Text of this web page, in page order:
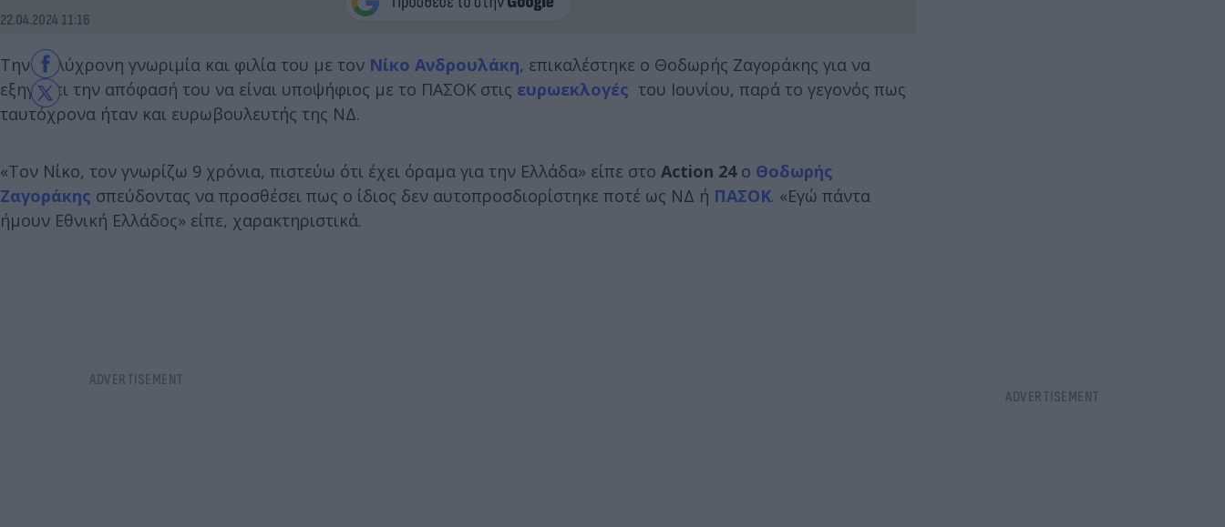
22.04.2024 11:16
Την πολύχρονη γνωριμία και φιλία του με τον Νίκο Ανδρουλάκη, επικαλέστηκε ο Θοδωρής Ζαγοράκης για να
εξηγήσει την απόφασή του να είναι υποψήφιος με το ΠΑΣΟΚ στις ευρωεκλογές του Ιουνίου, παρά το γεγονός πως
ταυτόχρονα ήταν και ευρωβουλευτής της ΝΔ.
«Τον Νίκο, τον γνωρίζω 9 χρόνια, πιστεύω ότι έχει όραμα για την Ελλάδα» είπε στο Action 24o Θοδωρής
Ζαγοράκης σπεύδοντας να προσθέσει πως ο ίδιος δεν αυτοπροσδιορίστηκε ποτέ ως ΝΔ ή ΠΑΣΟΚ. «Εγώ πάντα
ήμουν Εθνική Ελλάδος» είπε, χαρακτηριστικά.